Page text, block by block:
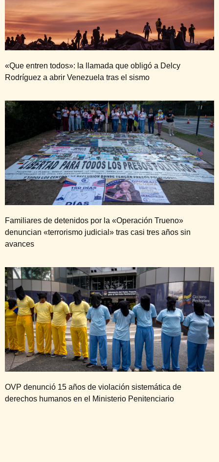
«Que entren todos»: la llamada que obligó a Delcy
Rodríguez a abrir Venezuela tras el sismo
Familiares de detenidos por la «Operación Trueno»
denuncian «terrorismo judicial» tras casi tres años sin
avances
OVP denunció 15 años de violación sistemática de
derechos humanos en el Ministerio Penitenciario